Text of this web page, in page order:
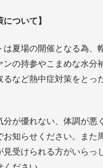
について】
夏場の開催となる為、
ンの持参やこまめな水分
るなど熱中症対策をとっ
が優れない、体調が悪
お知らせください。また
見受けられる方がいらっ